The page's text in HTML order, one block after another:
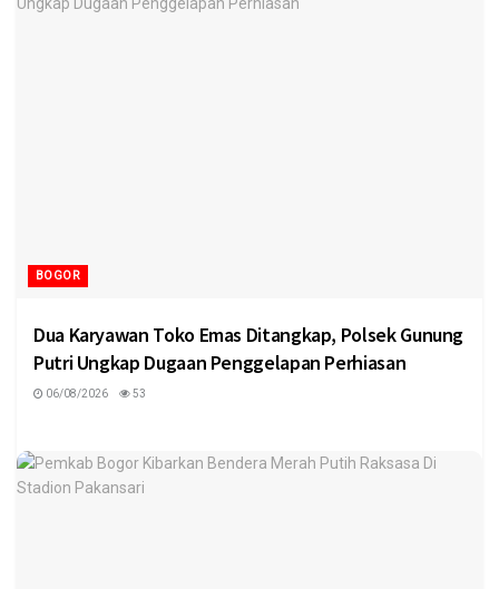
BOGOR
Dua Karyawan Toko Emas Ditangkap, Polsek Gunung
Putri Ungkap Dugaan Penggelapan Perhiasan
06/08/2026 53